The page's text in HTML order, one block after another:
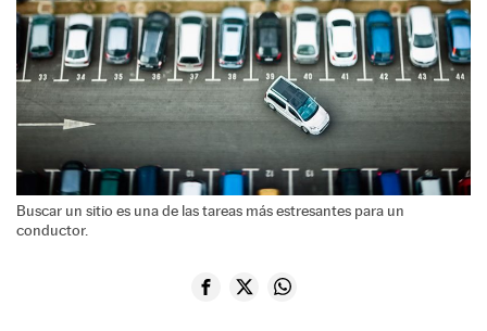
Buscar un sitio es una de las tareas más estresantes para un
conductor.